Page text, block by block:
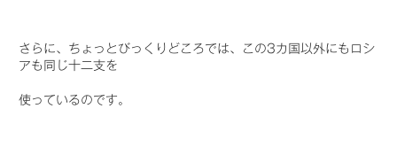
さらに、ちょっとびっくりどころでは、この3カ国以外にもロシ
アも同じ十二支を
使っているのです。